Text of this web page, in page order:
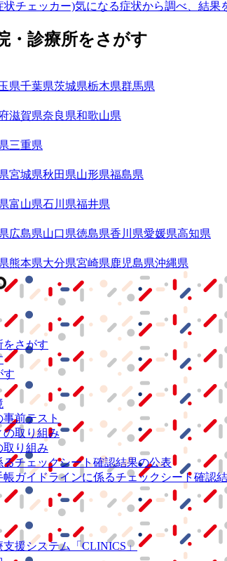
状チェッカー)気になる症状から調べ、結果
・診療所をさがす
県千葉県茨城県栃木県群馬県
滋賀県奈良県和歌山県
三重県
宮城県秋田県山形県福島県
富山県石川県福井県
広島県山口県徳島県香川県愛媛県高知県
熊本県大分県宮崎県鹿児島県沖縄県
をさがす
す
前テスト
の取り組み
取り組み
るチェックシート確認結果の公表
帳ガイドラインに係るチェックシート確認
支援システム
「CLINICS」